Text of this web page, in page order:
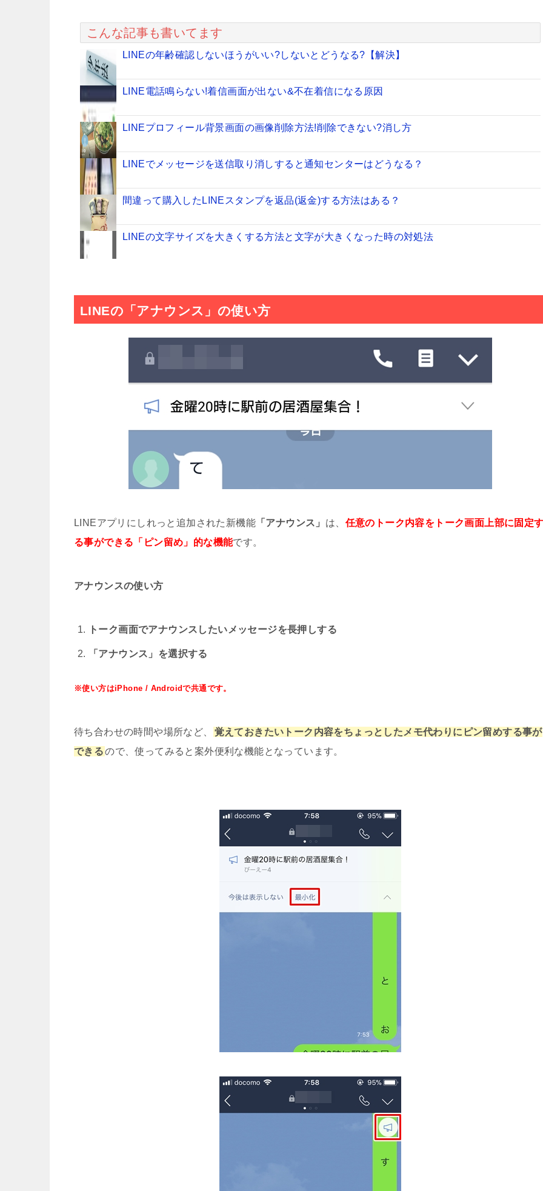
こんな記事も書いてます
LINEの年齢確認しないほうがいい?しないとどうなる?【解決】
LINE電話鳴らない!着信画面が出ない&不在着信になる原因
LINEプロフィール背景画面の画像削除方法!削除できない?消し方
LINEでメッセージを送信取り消しすると通知センターはどうなる？
間違って購入したLINEスタンプを返品(返金)する方法はある？
LINEの文字サイズを大きくする方法と文字が大きくなった時の対処法
LINEの既読をつけないで読む方法まとめ[iPhone/Android]
iPhoneで超簡単にLINEでGIF動画を作成する方法
Twitterのブックマークは相手にバレる?通知で相手にわかる?
LINEの年齢確認ができない時の対処法[docomo/au/softbank]
Xperia XZがフリーズ多い!固まる原因と対処法まとめ
【スクショ不要!!】乗り換え案内をLINEで送る最も簡単な方法
LINEのメンションはミュート(通知オフ)の相手に届くか検証
LINEスタンプの利用で友達追加した公式アカウントを削除する方法
LINEサービス向上のための情報利用に同意してしまった時の対処法
LINEのミニブラウザ(小窓)が消えない原因と対処法
LINEで隠し背景を出せる隠しエフェクト一覧まとめ
LINEをiPhoneやAndroidブラウザで開く方法【Safari/Chrome】
LINEアカウントを完全削除する方法
LINEの「アナウンス」の使い方
LINEアプリにしれっと追加された新機能 「アナウンス」 は、 任意のトーク内容をトーク画面上部に固定
る事ができる「ピン留め」的な機能です。
アナウンスの使い方
トーク画面でアナウンスしたいメッセージを長押しする
「アナウンス」を選択する
※使い方はiPhone / Androidで共通です。
待ち合わせの時間や場所など、
覚えておきたいトーク内容をちょっとしたメモ代わりにピン留めする事が
できるので、使ってみると案外便利な機能となっています。